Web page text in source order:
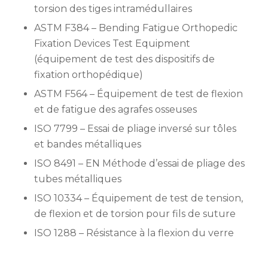
torsion des tiges intramédullaires
ASTM F384 – Bending Fatigue Orthopedic
Fixation Devices Test Equipment
(équipement de test des dispositifs de
fixation orthopédique)
ASTM F564 – Équipement de test de flexion
et de fatigue des agrafes osseuses
ISO 7799 – Essai de pliage inversé sur tôles
et bandes métalliques
ISO 8491 – EN Méthode d’essai de pliage des
tubes métalliques
ISO 10334 – Équipement de test de tension,
de flexion et de torsion pour fils de suture
ISO 1288 – Résistance à la flexion du verre